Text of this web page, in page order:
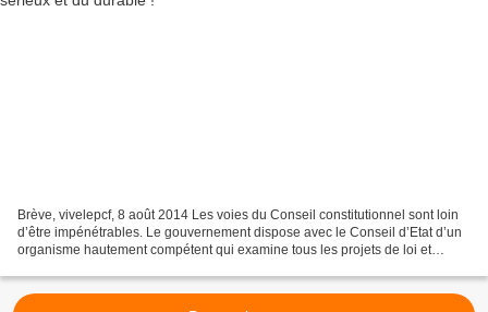
Brève, vivelepcf, 8 août 2014 Les voies du Conseil constitutionnel sont loin
d’être impénétrables. Le gouvernement dispose avec le Conseil d’Etat d’un
organisme hautement compétent qui examine tous les projets de loi et